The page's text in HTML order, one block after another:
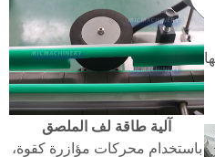
آلية طاقة لف الملصق
باستخدام محركات مؤازرة كقوة،